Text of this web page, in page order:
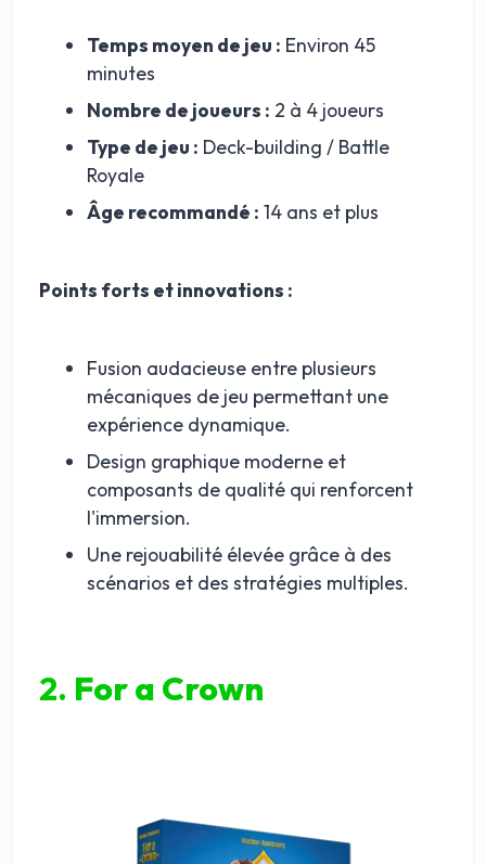
Temps moyen de jeu : Environ 45
minutes
Nombre de joueurs : 2 à 4 joueurs
Type de jeu : Deck-building / Battle
Royale
Âge recommandé : 14 ans et plus
Points forts et innovations :
Fusion audacieuse entre plusieurs
mécaniques de jeu permettant une
expérience dynamique.
Design graphique moderne et
composants de qualité qui renforcent
l'immersion.
Une rejouabilité élevée grâce à des
scénarios et des stratégies multiples.
2. For a Crown